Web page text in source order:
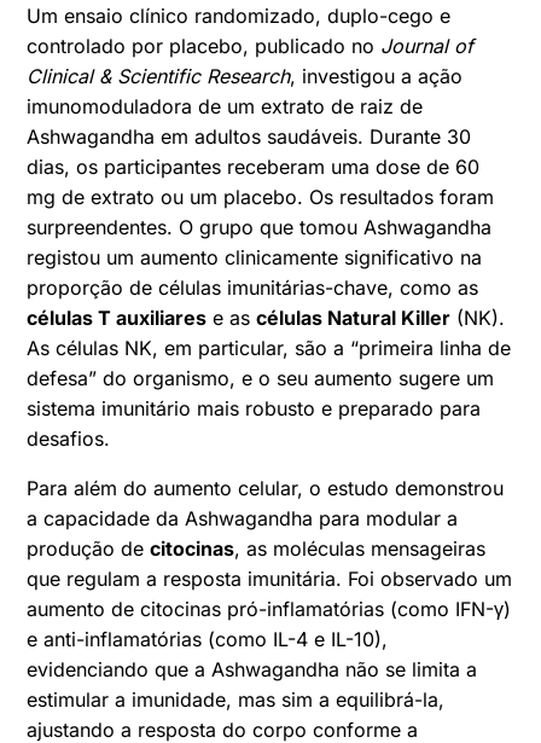
Um ensaio clínico randomizado, duplo-cego e
controlado por placebo, publicado no Journal of
Clinical & Scientific Research, investigou a ação
imunomoduladora de um extrato de raiz de
Ashwagandha em adultos saudáveis. Durante 30
dias, os participantes receberam uma dose de 60
mg de extrato ou um placebo. Os resultados foram
surpreendentes. O grupo que tomou Ashwagandha
registou um aumento clinicamente significativo na
proporção de células imunitárias-chave, como as
células T auxiliares e ascélulas Natural Killer (NK).
As células NK, em particular, são a “primeira linha de
defesa” do organismo, e o seu aumento sugere um
sistema imunitário mais robusto e preparado para
desafios.
Para além do aumento celular, o estudo demonstrou
a capacidade da Ashwagandha para modular a
produção decitocinas, as moléculas mensageiras
que regulam a resposta imunitária. Foi observado um
aumento de citocinas pró-inflamatórias (como IFN-γ)
e anti-inflamatórias (como IL-4 e IL-10),
evidenciando que a Ashwagandha não se limita a
estimular a imunidade, mas sim a equilibrá-la,
ajustando a resposta do corpo conforme a